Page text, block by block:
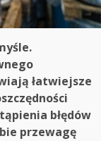
łatwiejsze
błędów
przewagę